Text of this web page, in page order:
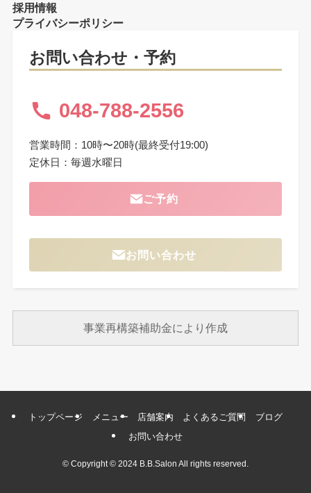
採用情報
プライバシーポリシー
お問い合わせ・予約
048-788-2556
営業時間：10時〜20時(最終受付19:00)
定休日：毎週水曜日
ご予約
お問い合わせ
事業再構築補助金により作成
トップページ メニュー 店舗案内 よくあるご質問
ブログ
お問い合わせ
© Copyright © 2024 B.B.Salon All rights reserved.